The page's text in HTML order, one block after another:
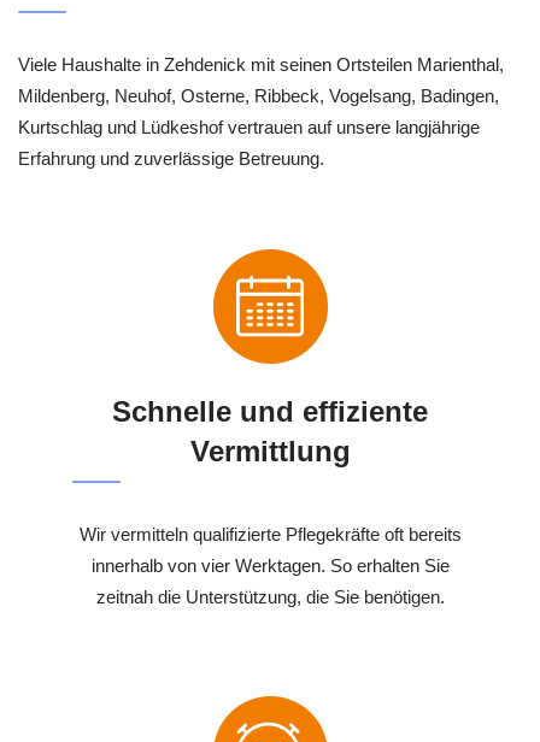
Viele Haushalte in Zehdenick mit seinen Ortsteilen Marienthal,
Mildenberg, Neuhof, Osterne, Ribbeck, Vogelsang, Badingen,
Kurtschlag und Lüdkeshof vertrauen auf unsere langjährige
Erfahrung und zuverlässige Betreuung.
Schnelle und effiziente
Vermittlung
Wir vermitteln qualifizierte Pflegekräfte oft bereits
innerhalb von vier Werktagen. So erhalten Sie
zeitnah die Unterstützung, die Sie benötigen.